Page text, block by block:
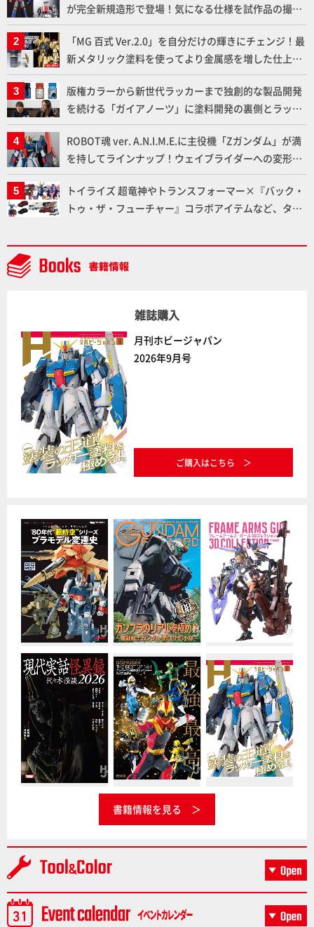
が完全新規造形で登場！気になる仕様を試作品の撮り
下ろしでご紹介!!さらに「大鉄人17」＆「ワンエイ
ト」セット情報もお届け！【超合金の魂】
「MG 百式 Ver.2.0」を自分だけの輝きにチェンジ！最
新メタリック塗料を使ってより金属感を増した仕上が
りに!!【試し読み】
版権カラーから新世代ラッカーまで独創的な製品開発
を続ける「ガイアノーツ」に塗料開発の裏側とラッカ
ー塗料の未来についてインタビュー！
ROBOT魂 ver. A.N.I.M.E.に主役機「Zガンダム」が満
を持してラインナップ！ウェイブライダーへの変形、
劇中どおりのプロポーションを再現【機動戦士Zガン
ダム】
トイライズ 超竜神やトランスフォーマー×『バック・
トゥ・ザ・フューチャー』コラボアイテムなど、タカ
NEWITEM】
雑誌購入
月刊ホビージャパン
2026年9月号
ご購入はこちら
書籍情報を見る